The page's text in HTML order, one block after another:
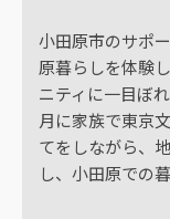
小田原市のサポ
原暮らしを体験
ニティに一目ぼ
月に家族で東京
てをしながら、
し、小田原での